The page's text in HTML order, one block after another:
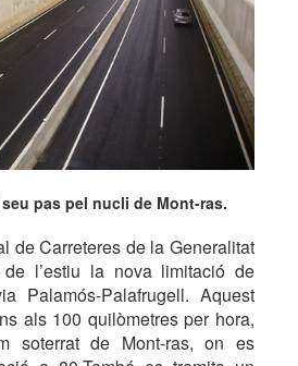
pas pel nucli de Mont-ras.
de Carreteres de la Generalitat
l’estiu la nova limitació de
Palamós-Palafrugell. Aquest
als 100 quilòmetres per hora,
soterrat de Mont-ras, on es